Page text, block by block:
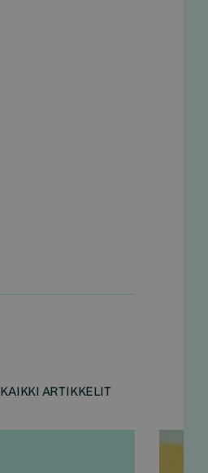
KAIKKI ARTIKKELIT